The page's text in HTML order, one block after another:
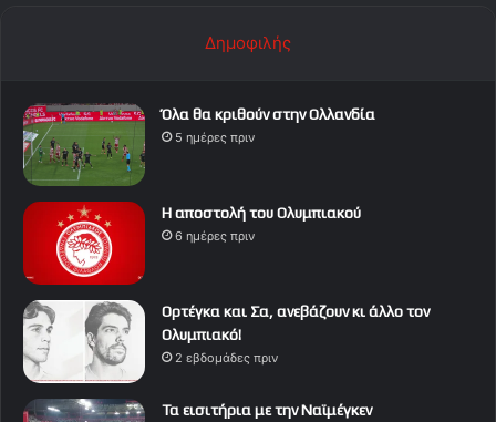
Δημοφιλής
Όλα θα κριθούν στην Ολλανδία
5 ημέρες πριν
Η αποστολή του Ολυμπιακού
6 ημέρες πριν
Ορτέγκα και Σα, ανεβάζουν κι άλλο τον
Ολυμπιακό!
2 εβδομάδες πριν
Τα εισιτήρια με την Ναϊμέγκεν